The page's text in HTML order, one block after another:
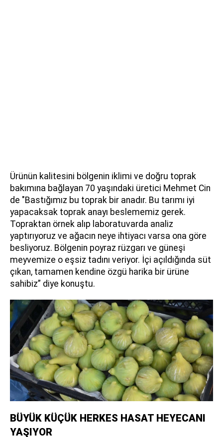
Ürünün kalitesini bölgenin iklimi ve doğru toprak
bakımına bağlayan 70 yaşındaki üretici Mehmet Cin
de "Bastığımız bu toprak bir anadır. Bu tarımı iyi
yapacaksak toprak anayı beslememiz gerek.
Topraktan örnek alıp laboratuvarda analiz
yaptırıyoruz ve ağacın neye ihtiyacı varsa ona göre
besliyoruz. Bölgenin poyraz rüzgarı ve güneşi
meyvemize o eşsiz tadını veriyor. İçi açıldığında süt
çıkan, tamamen kendine özgü harika bir ürüne
sahibiz” diye konuştu.
BÜYÜK KÜÇÜK HERKES HASAT HEYECANI
YAŞIYOR